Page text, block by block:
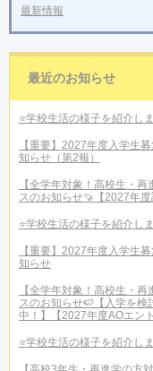
最新情報
最近のお知らせ
⭐学校生活の様子を紹介し
【重要】2027年度入学生
知らせ（第2報）
【全学年対象！高校生・
スのお知らせ🍠【2027年度
⭐学校生活の様子を紹介し
【重要】2027年度入学生
知らせ
【全学年対象！高校生・
スのお知らせ🍉【入学を
中！】【2027年度AOエン
⭐学校生活の様子を紹介し